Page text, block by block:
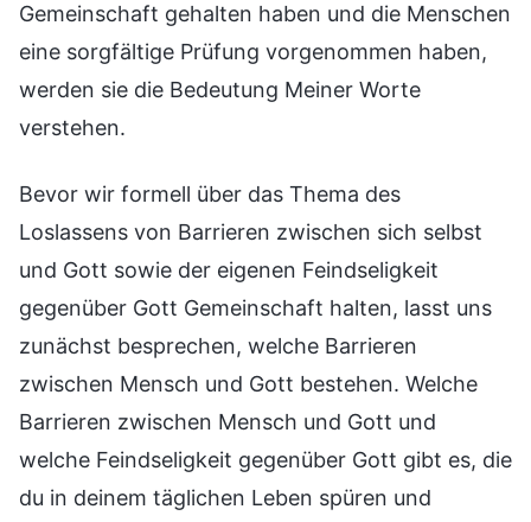
Gemeinschaft gehalten haben und die Menschen
eine sorgfältige Prüfung vorgenommen haben,
werden sie die Bedeutung Meiner Worte
verstehen.
Bevor wir formell über das Thema des
Loslassens von Barrieren zwischen sich selbst
und Gott sowie der eigenen Feindseligkeit
gegenüber Gott Gemeinschaft halten, lasst uns
zunächst besprechen, welche Barrieren
zwischen Mensch und Gott bestehen. Welche
Barrieren zwischen Mensch und Gott und
welche Feindseligkeit gegenüber Gott gibt es, die
du in deinem täglichen Leben spüren und